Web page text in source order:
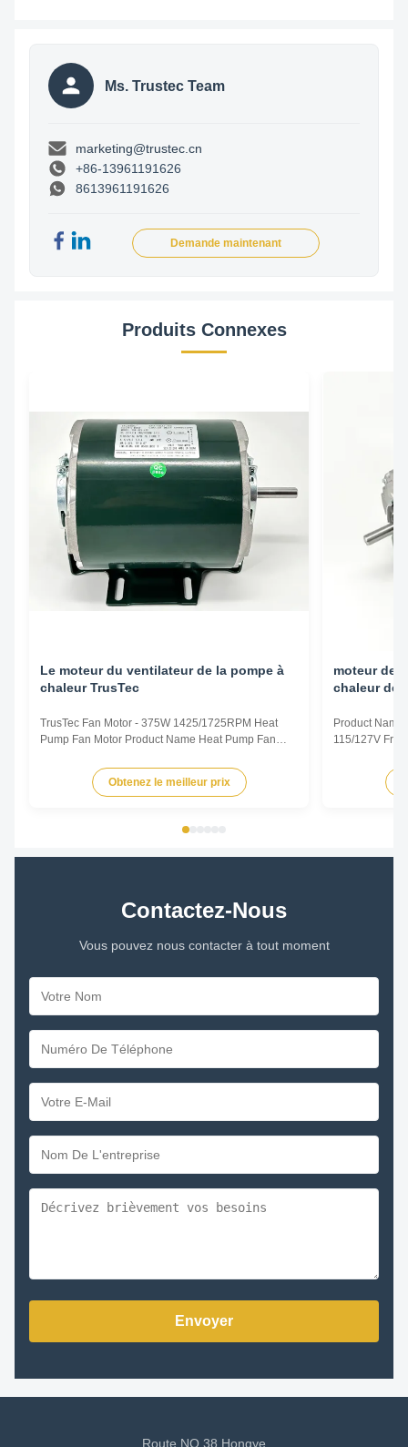
Ms. Trustec Team
marketing@trustec.cn
+86-13961191626
8613961191626
Demande maintenant
Produits Connexes
Le moteur du ventilateur de la pompe à
chaleur TrusTec
TrusTec Fan Motor - 375W 1425/1725RPM Heat
Pump Fan Motor Product Name Heat Pump Fan
Power 375W Pole 4P AMPS 8.1/6.5 Speed
1425/1725RPM Insulation Class CL.B Capacitor /
Obtenez le meilleur prix
moteur de
chaleur de
Product
115/127V
Insulation
Other
Contactez-Nous
Vous pouvez nous contacter à tout moment
Envoyer
Route NO.38 Hongye